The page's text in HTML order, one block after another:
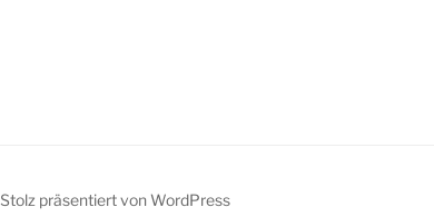
Stolz präsentiert von WordPress